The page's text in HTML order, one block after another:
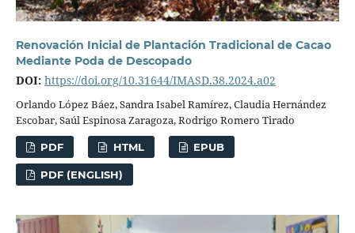
Renovación Inicial de Plantación Tradicional de Cacao
Mediante Poda de Descopado
DOI: https://doi.org/10.31644/IMASD.38.2024.a02
Orlando López Báez, Sandra Isabel Ramírez, Claudia Hernández
Escobar, Saúl Espinosa Zaragoza, Rodrigo Romero Tirado
PDF HTML EPUB
PDF (ENGLISH)